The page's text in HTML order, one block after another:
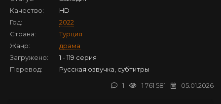
Качество:
HD
Год:
2022
Страна:
Турция
Жанр:
драма
Загружено:
1 - 119 серия
Перевод:
Русская озвучка, субтитры
05.01.2026
1 761 581
1